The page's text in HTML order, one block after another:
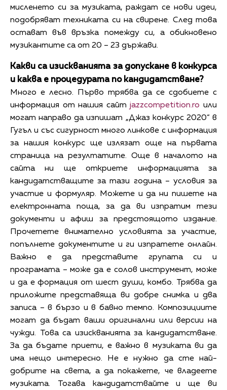
мисленето си за музиката, раждат се нови идеи,
подобряват техниката си на свирене. След това
остават във връзка помежду си, а обикновено
музикантите са от 20 – 23 държави.
Какви са изискванията за допускане в конкурса
и каква е процедурата по кандидатстване?
Много е лесно. Първо трябва да се сдобиете с
информация от нашия сайтjazzcompetition.ro или
могат направо да изпишат „Джаз конкурс 2020“ в
Гугъл и със сигурност много линкове с информация
за нашия конкурс ще излязат още на първата
страница на резултатите. Още в началото на
сайта ни ще откриете информацията за
кандидатстващите за тази година – условия за
участие и формуляр. Можете и да ни пишете на
електронната поща, за да ви изпратим тези
документи и афиш за предстоящото издание.
Прочетете внимателно условията за участие,
попълнете документите и ги изпратете онлайн.
Важно е да представите групата си и
програмата – може да е солов инструмент, може
и да е формация от шест души, комбо. Трябва да
приложите представяща ви добре снимка и два
записа – в бързо и в бавно темпо. Композициите
могат да бъдат ваши оригинални или версии на
чужди. Това са изискванията за кандидатстване.
За да бъдате приети, е важно в музиката ви да
има нещо интересно. Не е нужно да сте най-
добрите на света, а да покажете, че владеете
музиката. Тогава кандидатствайте и ще ви